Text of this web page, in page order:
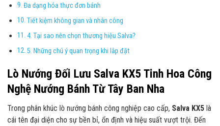
Đa dạng hóa thực đơn bánh
Tiết kiệm không gian và nhân công
4. Tại sao nên chọn thương hiệu Salva?
5. Những chú ý quan trọng khi lắp đặt
Lò Nướng Đối Lưu Salva KX5 Tinh Hoa Công
Nghệ Nướng Bánh Từ Tây Ban Nha
Trong phân khúc lò nướng bánh công nghiệp cao cấp, Salva KX5 là
cái tên đại diện cho sự bền bỉ, ổn định và hiệu suất vượt trội. Đến